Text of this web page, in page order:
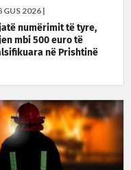
GUS 2026 |
numërimit të tyre,
mbi 500 euro të
në Prishtinë